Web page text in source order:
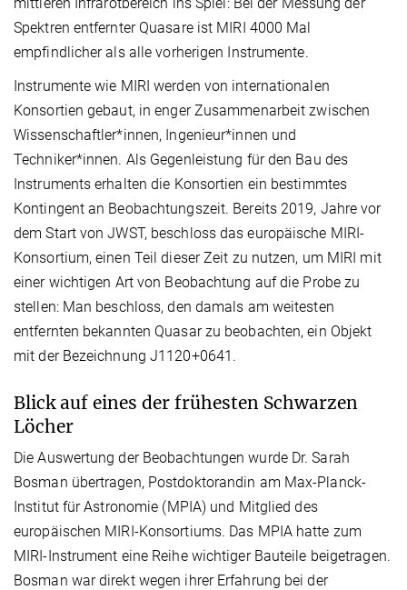
Spektren entfernter Quasare ist MIRI 4000 Mal
empfindlicher als alle vorherigen Instrumente.
Instrumente wie MIRI werden von internationalen
Konsortien gebaut, in enger Zusammenarbeit zwischen
Wissenschaftler*innen, Ingenieur*innen und
Techniker*innen. Als Gegenleistung für den Bau des
Instruments erhalten die Konsortien ein bestimmtes
Kontingent an Beobachtungszeit. Bereits 2019, Jahre vor
dem Start von JWST, beschloss das europäische MIRI-
Konsortium, einen Teil dieser Zeit zu nutzen, um MIRI mit
einer wichtigen Art von Beobachtung auf die Probe zu
stellen: Man beschloss, den damals am weitesten
entfernten bekannten Quasar zu beobachten, ein Objekt
mit der Bezeichnung J1120+0641.
Blick auf eines der frühesten Schwarzen
Löcher
Die Auswertung der Beobachtungen wurde Dr. Sarah
Bosman übertragen, Postdoktorandin am Max-Planck-
Institut für Astronomie (MPIA) und Mitglied des
europäischen MIRI-Konsortiums. Das MPIA hatte zum
MIRI-Instrument eine Reihe wichtiger Bauteile beigetragen.
Bosman war direkt wegen ihrer Erfahrung bei der